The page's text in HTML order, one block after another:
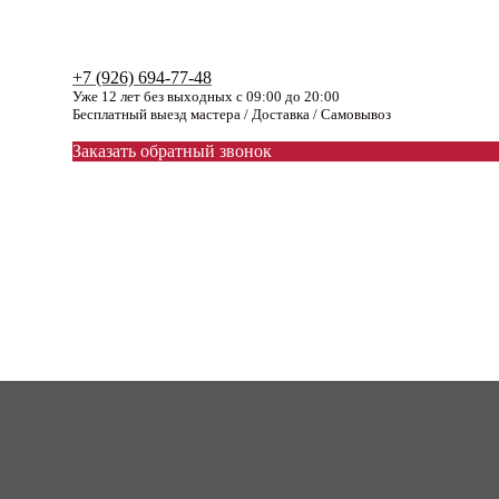
+7 (926) 694-77-48
Уже 12 лет без выходных с 09:00 до 20:00
Бесплатный выезд мастера / Доставка / Самовывоз
Заказать обратный звонок